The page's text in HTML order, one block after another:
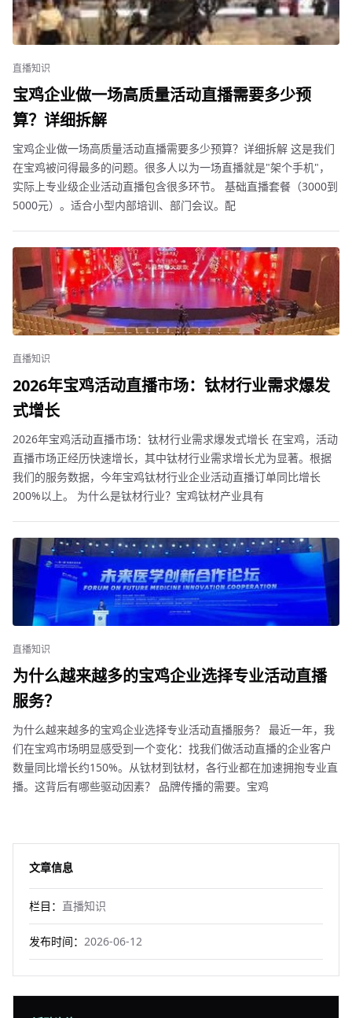
直播知识
宝鸡企业做一场高质量活动直播需要多少预
算？详细拆解
宝鸡企业做一场高质量活动直播需要多少预算？详细拆解 这是我们
在宝鸡被问得最多的问题。很多人以为一场直播就是"架个手机"，
实际上专业级企业活动直播包含很多环节。 基础直播套餐（3000到
5000元）。适合小型内部培训、部门会议。配
直播知识
2026年宝鸡活动直播市场：钛材行业需求爆发
式增长
2026年宝鸡活动直播市场：钛材行业需求爆发式增长 在宝鸡，活动
直播市场正经历快速增长，其中钛材行业需求增长尤为显著。根据
我们的服务数据，今年宝鸡钛材行业企业活动直播订单同比增长
200%以上。 为什么是钛材行业？宝鸡钛材产业具有
直播知识
为什么越来越多的宝鸡企业选择专业活动直播
服务？
为什么越来越多的宝鸡企业选择专业活动直播服务？ 最近一年，我
们在宝鸡市场明显感受到一个变化：找我们做活动直播的企业客户
数量同比增长约150%。从钛材到钛材，各行业都在加速拥抱专业直
播。这背后有哪些驱动因素？ 品牌传播的需要。宝鸡
文章信息
栏目： 直播知识
发布时间： 2026-06-12